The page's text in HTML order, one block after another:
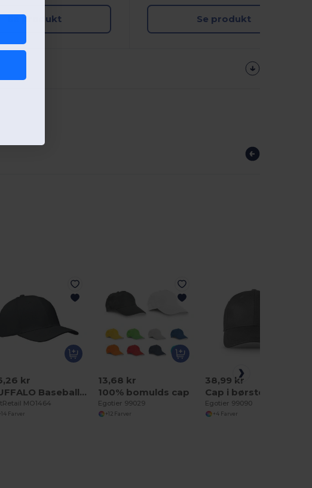
Se produkt Se produkt
kr
BUFFALO Baseballkasket med 6 paneler
MO1464
Farver
13,68 kr
100% bomulds cap
Egotier 99029
+12 Farver
38,99 kr
Egotier 99090
+4 Farver